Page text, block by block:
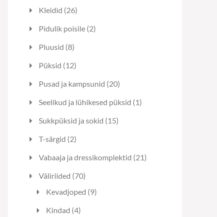
Kleidid 2626
toodet
Pidulik poisile 22
Pluusid 88
Püksid 1212
Pusad ja kampsunid 2020
toodet
Seelikud ja lühikesed püksid 11
Sukkpüksid ja sokid 1515
T-särgid 22
Vabaaja ja dressikomplektid 2121
Väliriided 7070
toodet
Kevadjoped 99
Kindad 44